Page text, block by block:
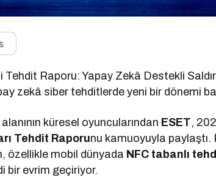
Tehdit Raporu: Yapay Zekâ Destekli
zekâ siber tehditlerde yeni bir dönemi
küresel oyuncularından ESET,
Tehdit Raporunu kamuoyuyla paylaştı.
özellikle mobil dünyada NFC tabanlı
bir evrim geçiriyor.